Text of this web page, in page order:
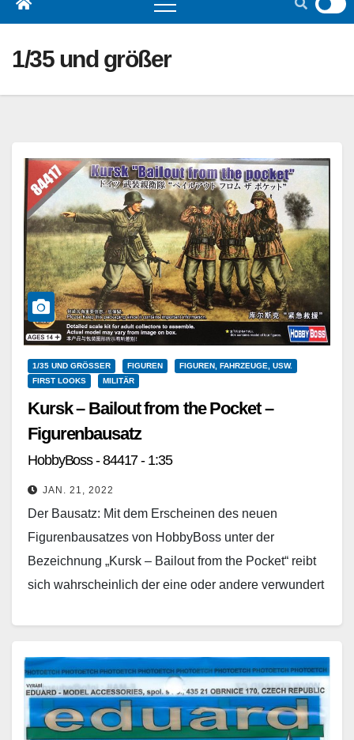
1/35 und größer
1/35 UND GRÖSSER FIGUREN
FIGUREN, FAHRZEUGE, USW.
FIRST LOOKS
MILITÄR
Kursk – Bailout from the Pocket –
Figurenbausatz
HobbyBoss - 84417 - 1:35
JAN. 21, 2022
Der Bausatz: Mit dem Erscheinen des neuen
Figurenbausatzes von HobbyBoss unter der
Bezeichnung „Kursk – Bailout from the Pocket“ reibt
sich wahrscheinlich der eine oder andere verwundert